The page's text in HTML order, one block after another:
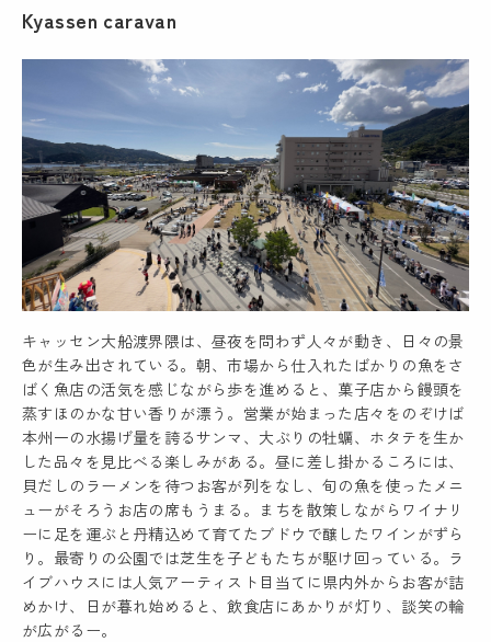
Kyassen caravan
キャッセン大船渡界隈は、昼夜を問わず人々が動き、日々の景
色が生み出されている。朝、市場から仕入れたばかりの魚をさ
ばく魚店の活気を感じながら歩を進めると、菓子店から饅頭を
蒸すほのかな甘い香りが漂う。営業が始まった店々をのぞけば
本州一の水揚げ量を誇るサンマ、大ぶりの牡蠣、ホタテを生か
した品々を見比べる楽しみがある。昼に差し掛かるころには、
貝だしのラーメンを待つお客が列をなし、旬の魚を使ったメニ
ューがそろうお店の席もうまる。まちを散策しながらワイナリ
ーに足を運ぶと丹精込めて育てたブドウで醸したワインがずら
り。最寄りの公園では芝生を子どもたちが駆け回っている。ラ
イブハウスには人気アーティスト目当てに県内外からお客が詰
めかけ、日が暮れ始めると、飲食店にあかりが灯り、談笑の輪
が広がるー。